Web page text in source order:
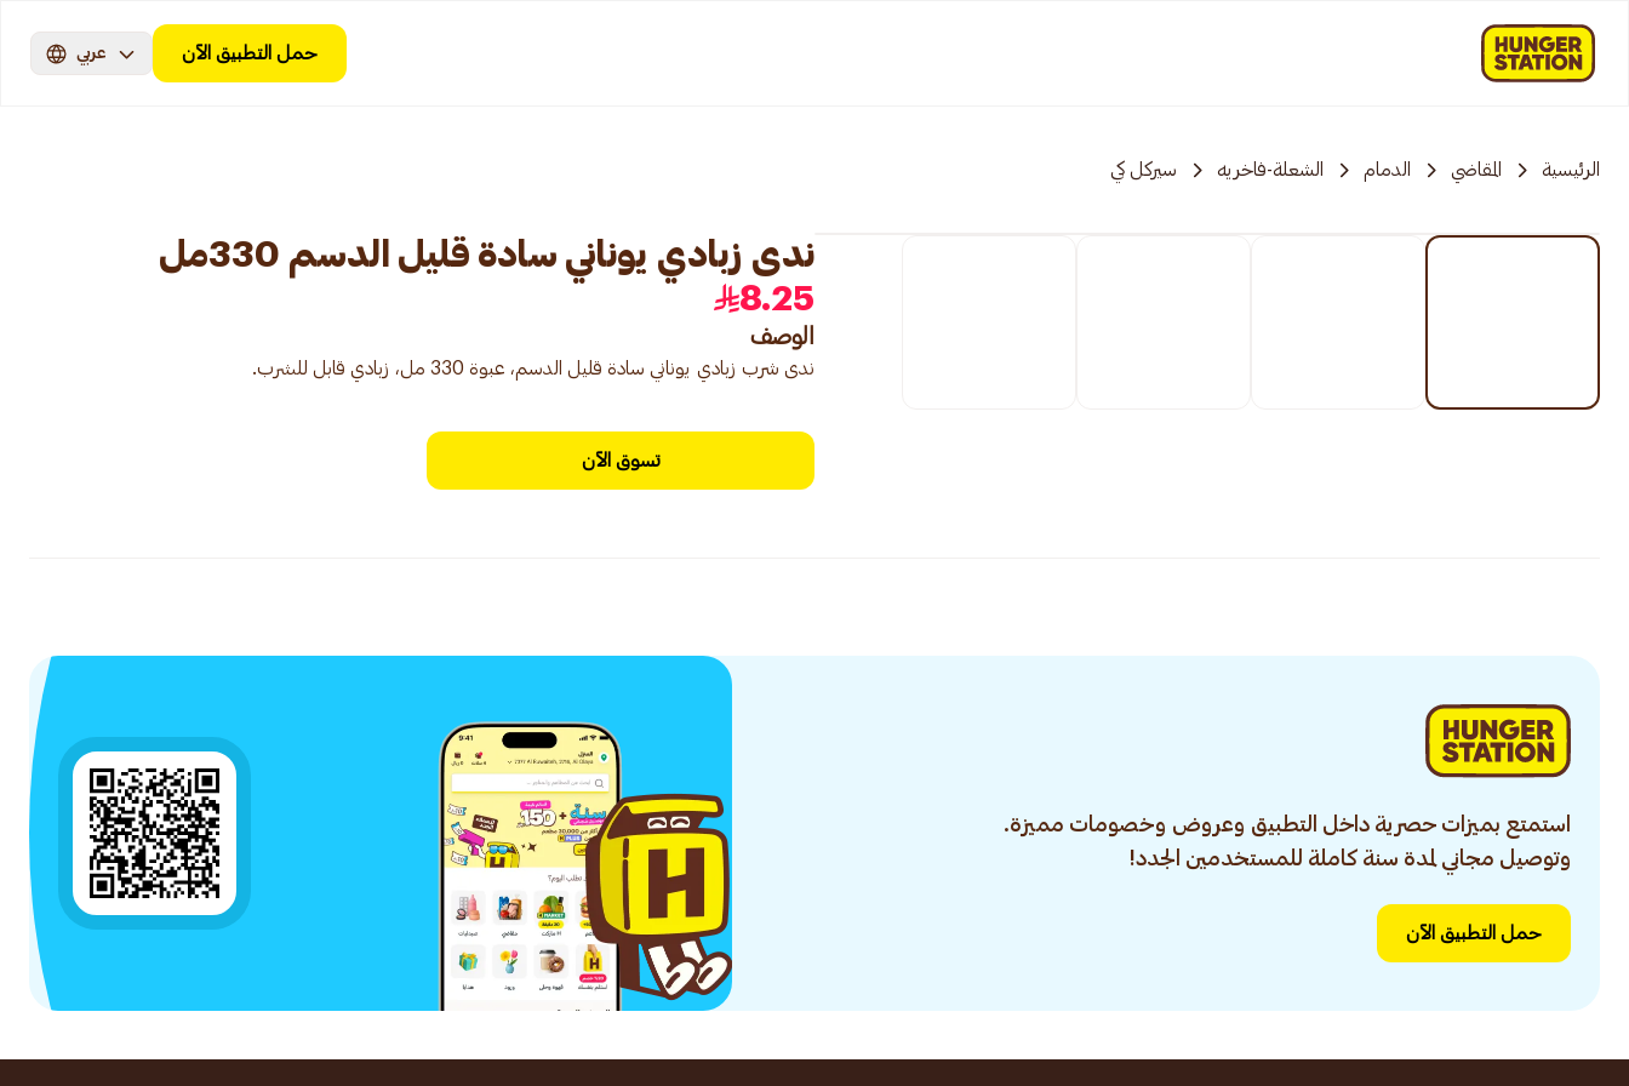
حمل التطبيق الآن عربي
الرئيسية المقاضي الدمام الشعلة-فاخريه سيركل كي
ندى زبادي يوناني سادة قليل الدسم 330مل
8.25
الوصف
ندى شرب زبادي يوناني سادة قليل الدسم، عبوة 330 مل، زبادي قابل للشرب.
تسوق الآن
استمتع بميزات حصرية داخل التطبيق وعروض وخصومات مميزة.
وتوصيل مجاني لمدة سنة كاملة للمستخدمين الجدد!
حمل التطبيق الآن